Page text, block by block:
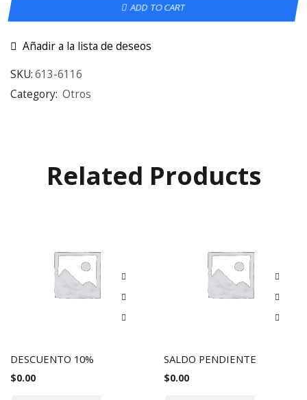
ADD TO CART
Añadir a la lista de deseos
SKU:613-6116
Category: Otros
Related Products
DESCUENTO 10%
$0.00
SALDO PENDIENTE
$0.00